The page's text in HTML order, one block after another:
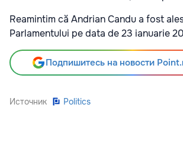
Reamintim că Andrian Candu a fost
Parlamentului pe data de 23 ianuarie
Подпишитесь на новости
Источник Politics